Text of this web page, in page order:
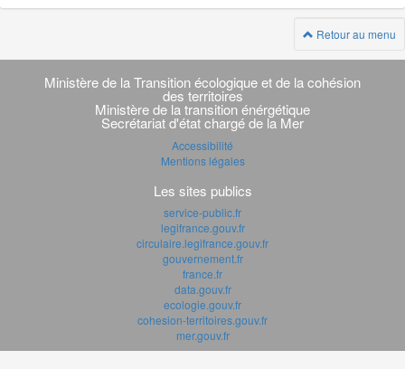
Retour au menu
Navigation
transverse
Ministère de la Transition écologique et de la cohésion
des territoires
Ministère de la transition énérgétique
Secrétariat d'état chargé de la Mer
Accessibilité
Mentions légales
Les sites publics
service-public.fr
legifrance.gouv.fr
circulaire.legifrance.gouv.fr
gouvernement.fr
france.fr
data.gouv.fr
ecologie.gouv.fr
cohesion-territoires.gouv.fr
mer.gouv.fr